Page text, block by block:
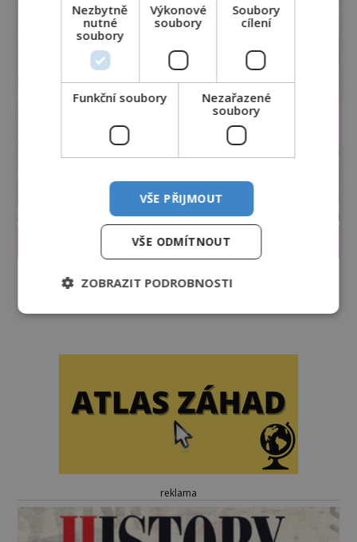
PROLISTOVAT ČASOPIS
reklama
Nezbytně
nutné
soubory
Výkonové
soubory
Soubory
cílení
Funkční soubory
Nezařazené
soubory
VŠE PŘIJMOUT
VŠE ODMÍTNOUT
ZOBRAZIT PODROBNOSTI